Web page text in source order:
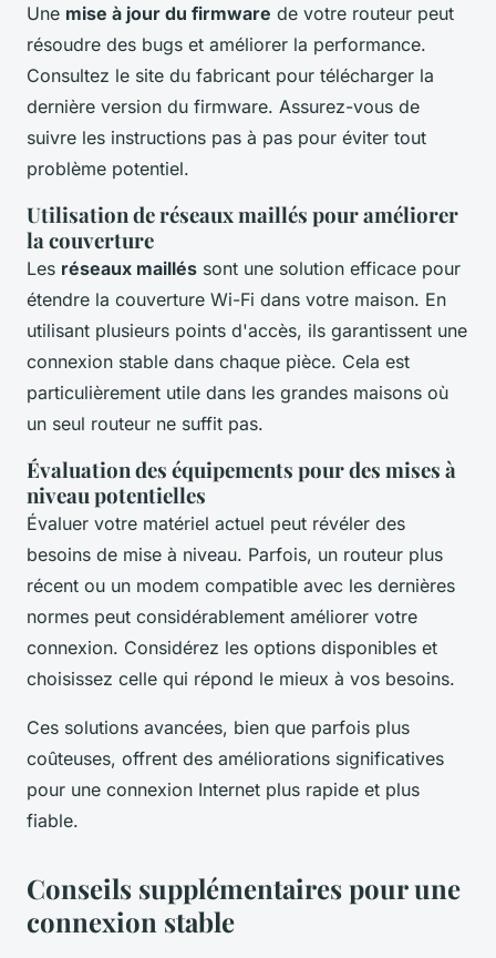
Une mise à jour du firmware de votre routeur peut
résoudre des bugs et améliorer la performance.
Consultez le site du fabricant pour télécharger la
dernière version du firmware. Assurez-vous de
suivre les instructions pas à pas pour éviter tout
problème potentiel.
Utilisation de réseaux maillés pour améliorer
la couverture
Les réseaux maillés sont une solution efficace pour
étendre la couverture Wi-Fi dans votre maison. En
utilisant plusieurs points d'accès, ils garantissent une
connexion stable dans chaque pièce. Cela est
particulièrement utile dans les grandes maisons où
un seul routeur ne suffit pas.
Évaluation des équipements pour des mises à
niveau potentielles
Évaluer votre matériel actuel peut révéler des
besoins de mise à niveau. Parfois, un routeur plus
récent ou un modem compatible avec les dernières
normes peut considérablement améliorer votre
connexion. Considérez les options disponibles et
choisissez celle qui répond le mieux à vos besoins.
Ces solutions avancées, bien que parfois plus
coûteuses, offrent des améliorations significatives
pour une connexion Internet plus rapide et plus
fiable.
Conseils supplémentaires pour une
connexion stable